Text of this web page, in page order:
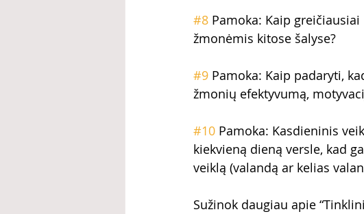
#8 Pamoka: Kaip
žmonėmis kitose šalyse?
#9 Pamoka: Kaip padaryti,
žmonių efektyvumą,
#10 Pamoka: Kasdieninis
kiekvieną dieną versle, kad
veiklą (valandą ar kelias
Sužinok daugiau apie